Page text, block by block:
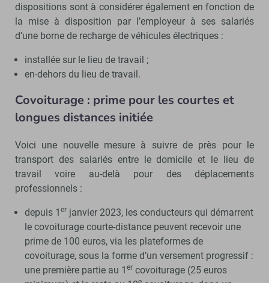
dispositions sont à considérer également en fonction de
la mise à disposition par l’employeur à ses salariés
d’une borne de recharge de véhicules électriques :
installée sur le lieu de travail ;
en-dehors du lieu de travail.
Covoiturage : prime pour les courtes et
longues distances initiée
Voici une nouvelle mesure à suivre de près pour le
transport des salariés entre le domicile et le lieu de
travail voire au-delà pour des déplacements
professionnels :
depuis 1 erjanvier 2023, les conducteurs qui démarrent
le covoiturage courte-distance peuvent recevoir une
prime de 100 euros, via les plateformes de
covoiturage, sous la forme d’un versement progressif :
une première partie au 1 ercovoiturage (25 euros